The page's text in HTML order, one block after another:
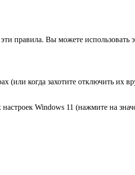
правила. Вы можете использовать
(или когда захотите отключить их
Windows 11 (нажмите на